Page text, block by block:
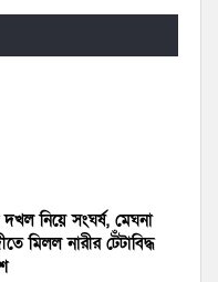
নিয়ে সংঘর্ষ, মেঘনা
মিলল নারীর টেঁটাবিদ্ধ